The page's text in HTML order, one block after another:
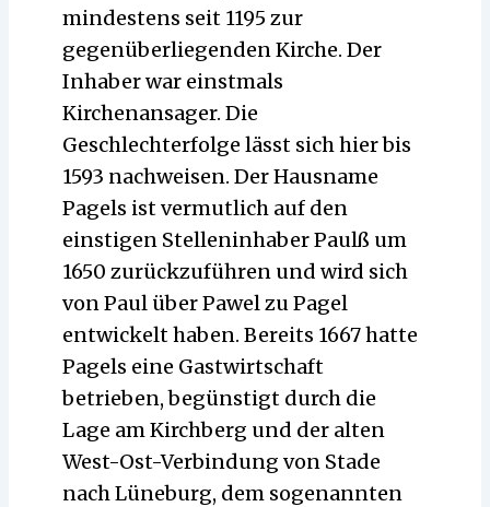
mindestens seit 1195 zur
gegenüberliegenden Kirche. Der
Inhaber war einstmals
Kirchenansager. Die
Geschlechterfolge lässt sich hier bis
1593 nachweisen. Der Hausname
Pagels ist vermutlich auf den
einstigen Stelleninhaber Paulß um
1650 zurückzuführen und wird sich
von Paul über Pawel zu Pagel
entwickelt haben. Bereits 1667 hatte
Pagels eine Gastwirtschaft
betrieben, begünstigt durch die
Lage am Kirchberg und der alten
West-Ost-Verbindung von Stade
nach Lüneburg, dem sogenannten